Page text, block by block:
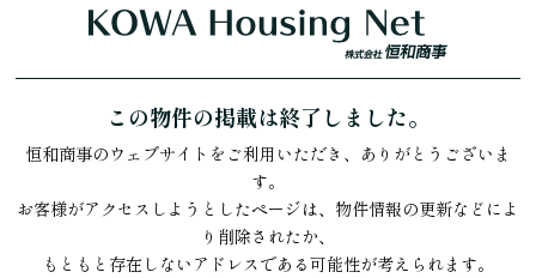
この物件の掲載は終了しました。
恒和商事のウェブサイトをご利用いただき、ありがとうございま
す。
お客様がアクセスしようとしたページは、物件情報の更新などによ
り削除されたか、
もともと存在しないアドレスである可能性が考えられます。